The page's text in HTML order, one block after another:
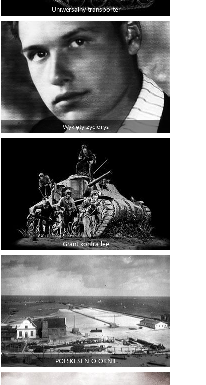
Uniwersalny transporter
Wyklęty życiorys
Grant kontra lee
POLSKI SEN O OKNIE